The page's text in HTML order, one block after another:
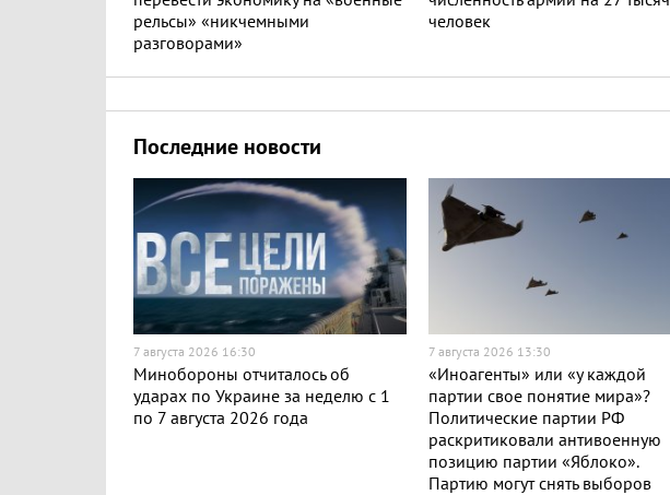
рельсы» «никчемными
разговорами»
человек
Последние новости
7 августа 2026 16:30
Минобороны отчиталось об
ударах по Украине за неделю с 1
по 7 августа 2026 года
7 августа 2026 13:30
«Иноагенты» или «у каждой
партии свое понятие мира»?
Политические партии РФ
раскритиковали антивоенную
позицию партии «Яблоко».
Партию могут снять выборов